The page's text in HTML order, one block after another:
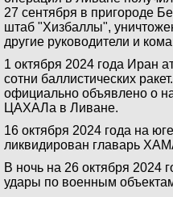
27 сентября в пригороде
штаб "Хизбаллы",
другие руководители и
1 октября 2024 года Иран
сотни баллистических
официально объявлено о
ЦАХАЛа в Ливане.
16 октября 2024 года на
ликвидирован главарь
В ночь на 26 октября
удары по военным